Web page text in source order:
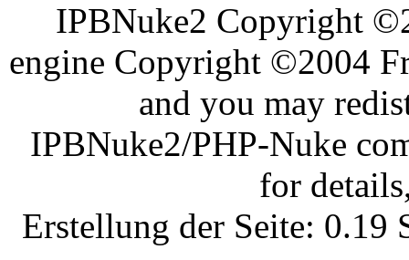
IPBNuke2 Copyright
engine Copyright ©2004
and you may
IPBNuke2/PHP-Nuke
for
Erstellung der Seite: 0.19